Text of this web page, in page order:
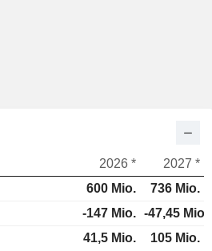
2026 *
2027 *
600 Mio.
736 Mio.
-147 Mio. -47,45 Mio.
41,5 Mio. 105 Mio.